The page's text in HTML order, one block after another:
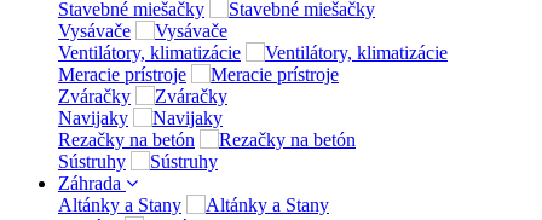
Stavebné miešačky
Vysávače
Ventilátory, klimatizácie
Meracie prístroje
Zváračky
Navijaky
Rezačky na betón
Sústruhy
Záhrada
Altánky a Stany